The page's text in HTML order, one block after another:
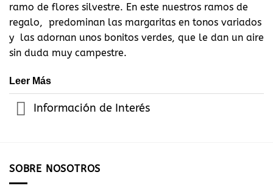
ramo de flores silvestre. En este nuestros ramos de
regalo, predominan las margaritas en tonos variados
y las adornan unos bonitos verdes, que le dan un aire
sin duda muy campestre.
Leer Más
Información de Interés
SOBRE NOSOTROS